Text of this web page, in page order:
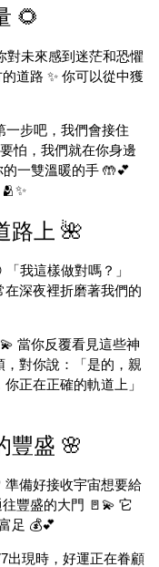
🌻
未來感到迷茫和恐懼
道路 ✨ 你可以從中獲
一步吧，我們會接住
怕，我們就在你身邊
一雙溫暖的手 🤲💕
路上 🌺
我這樣做對嗎？」
在深夜裡折磨著我們的
當你反覆看見這些神
對你說：「是的，親
正在正確的軌道上」
豐盛 🌸
備好接收宇宙想要給
豐盛的大門 🚪💫 它
足 💰💕
出現時，好運正在眷顧